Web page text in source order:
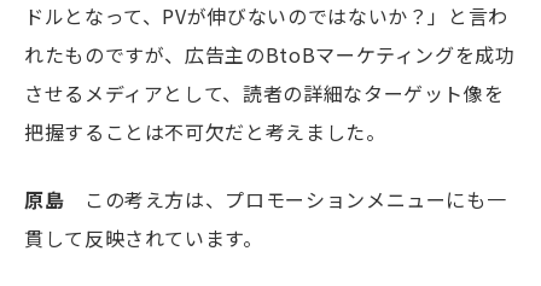
ドルとなって、PVが伸びないのではないか？」と言わ
れたものですが、広告主のBtoBマーケティングを成功
させるメディアとして、読者の詳細なターゲット像を
把握することは不可欠だと考えました。
原島 この考え方は、プロモーションメニューにも一
貫して反映されています。